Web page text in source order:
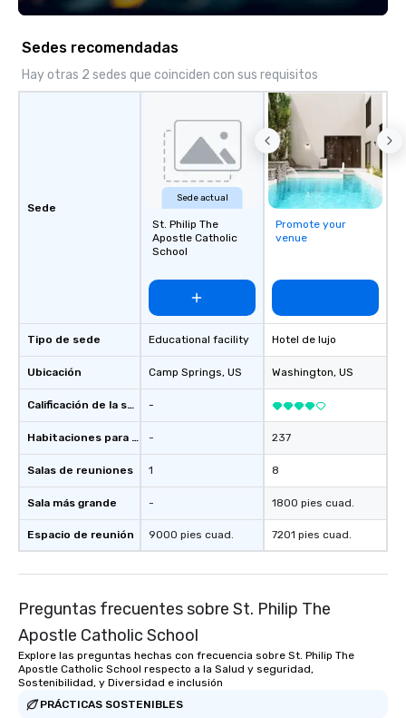
"The Game Changing
experiential style of
to help companies
fortune-500, mom-
businesses, new
League sports teams,
Champions, A-List
private groups
break down walls, get
other, and create
through magic. | If you're looking for a
blowing experience
Sedes recomendadas
Hay otras 2 sedes que coinciden con sus requisitos
Sede
Tipo de sede
Ubicación
Calificación de la sede
Habitaciones para huéspedes
Salas de reuniones
Sala más grande
Espacio de reunión
Sede actual
St. Philip The
Apostle Catholic
School
Educational facility
Camp Springs, US
-
-
1
-
9000 pies cuad.
Promote your
venue
Hotel de lujo
Washington, US
237
8
1800 pies cuad.
7201 pies cuad.
Preguntas frecuentes sobre St. Philip The
Apostle Catholic School
Explore las preguntas hechas con frecuencia sobre St. Philip The
Apostle Catholic School respecto a la Salud y seguridad,
Sostenibilidad, y Diversidad e inclusión
PRÁCTICAS SOSTENIBLES